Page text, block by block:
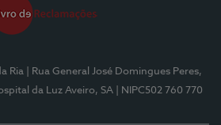
Ria
| Rua General José Domingues Peres,
da Luz Aveiro, SA | NIPC502 760 770